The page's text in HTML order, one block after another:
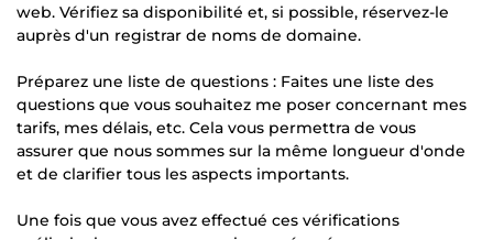
web. Vérifiez sa disponibilité et, si possible, réservez-le
auprès d'un registrar de noms de domaine.
Préparez une liste de questions : Faites une liste des
questions que vous souhaitez me poser concernant mes
tarifs, mes délais, etc. Cela vous permettra de vous
assurer que nous sommes sur la même longueur d'onde
et de clarifier tous les aspects importants.
Une fois que vous avez effectué ces vérifications